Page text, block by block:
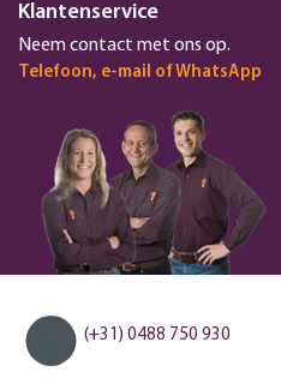
Klantenservice
Neem contact met ons op.
Telefoon, e-mail of WhatsApp
(+31) 0488 750 930